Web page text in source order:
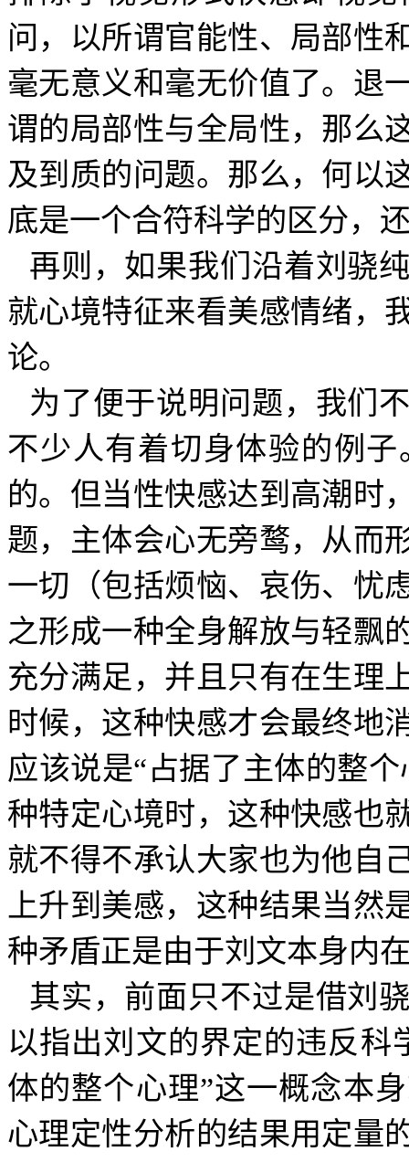
问，以所谓官能性、局部性
毫无意义和毫无价值了。退
谓的局部性与全局性，那么
及到质的问题。那么，何以
底是一个合符科学的区分，
再则，如果我们沿着刘骁
就心境特征来看美感情绪，
论。
为了便于说明问题，我们
不少人有着切身体验的例
的。但当性快感达到高潮时
题，主体会心无旁鹜，从而
一切（包括烦恼、哀伤、忧
之形成一种全身解放与轻飘
充分满足，并且只有在生理
时候，这种快感才会最终地
应该说是“占据了主体的整
种特定心境时，这种快感也
就不得不承认大家也为他自
上升到美感，这种结果当然
种矛盾正是由于刘文本身内
其实，前面只不过是借刘
以指出刘文的界定的违反科
体的整个心理”这一概念本
心理定性分析的结果用定量